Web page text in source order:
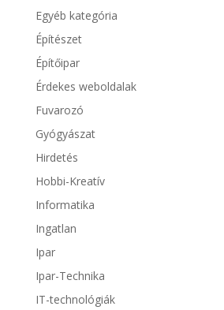
Egyéb kategória
Építészet
Építőipar
Érdekes weboldalak
Fuvarozó
Gyógyászat
Hirdetés
Hobbi-Kreatív
Informatika
Ingatlan
Ipar
Ipar-Technika
IT-technológiák